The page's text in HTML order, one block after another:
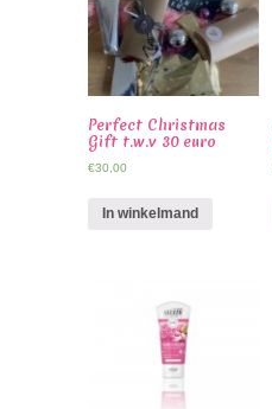
Perfect Christmas
Gift t.w.v 30 euro
€30,00
In winkelmand